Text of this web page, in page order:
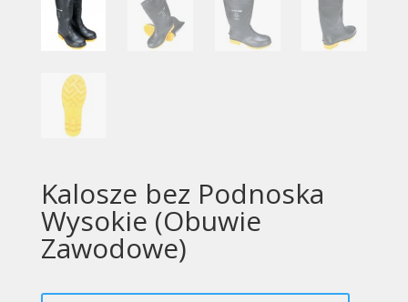
Kalosze bez Podnoska
Wysokie (Obuwie
Zawodowe)